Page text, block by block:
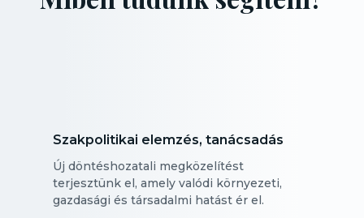
Szakpolitikai elemzés, tanácsadás
Új döntéshozatali megközelítést
terjesztünk el, amely valódi környezeti,
gazdasági és társadalmi hatást ér el.